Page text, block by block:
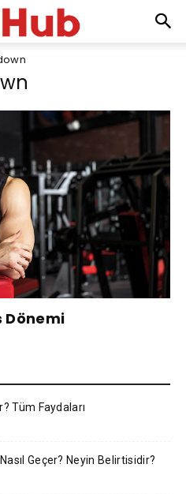
Dönemi
Tüm Faydaları
Geçer? Neyin Belirtisidir?